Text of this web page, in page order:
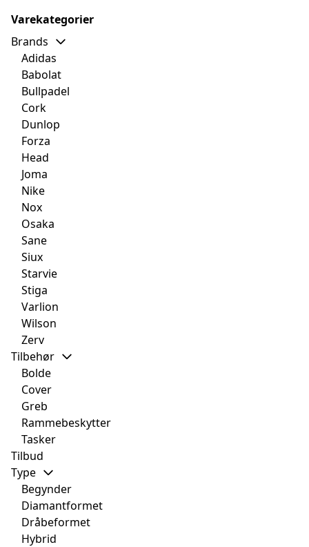
Varekategorier
Brands
Adidas
Babolat
Bullpadel
Cork
Dunlop
Forza
Head
Joma
Nike
Nox
Osaka
Sane
Siux
Starvie
Stiga
Varlion
Wilson
Zerv
Tilbehør
Bolde
Cover
Greb
Rammebeskytter
Tasker
Tilbud
Type
Begynder
Diamantformet
Dråbeformet
Hybrid